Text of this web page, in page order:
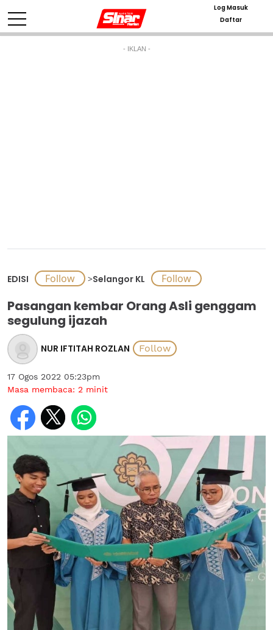
Log Masuk
Daftar
- IKLAN -
EDISI >Selangor KL
Pasangan kembar Orang Asli genggam
segulung ijazah
NUR IFTITAH ROZLAN
17 Ogos 2022 05:23pm
Masa membaca: 2 minit